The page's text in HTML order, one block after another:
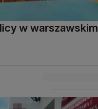
w warszawskim